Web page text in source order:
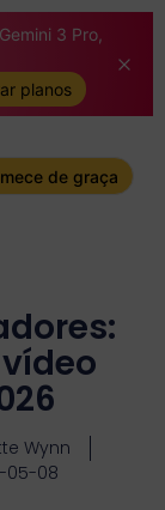
3 Pro,
planos
de graça
Wynn
05-08